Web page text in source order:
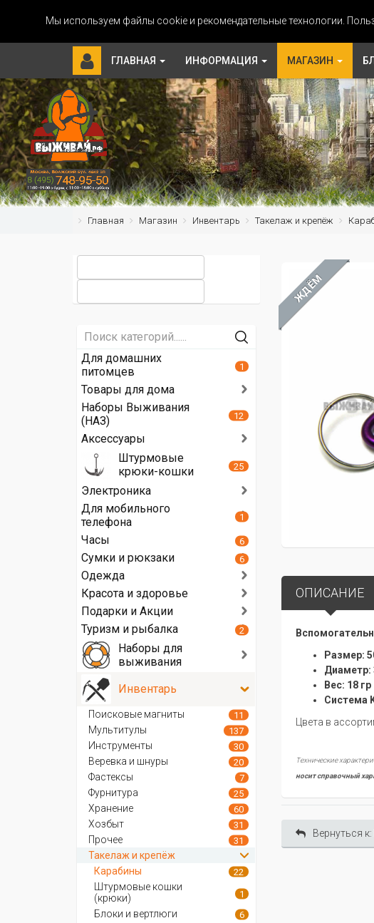
Мы используем файлы cookie и рекомендательные технологии.
ГЛАВНАЯ ИНФОРМАЦИЯ МАГАЗИН
Главная Магазин Инвентарь Такелаж и крепёж
ЖДЁМ
ОПИСАНИЕ
Размер:
Диаметр:
Вес: 18 гр
Система
Цвета в
Технические
носит справочный
Вернуться
Для домашних
питомцев
1
Товары для дома
Наборы Выживания
(НАЗ)
12
Аксессуары
Штурмовые
крюки-кошки
25
Электроника
Для мобильного
телефона
1
Часы 6
Сумки и рюкзаки 6
Одежда
Красота и здоровье
Подарки и Акции
Туризм и рыбалка
2
Наборы для
выживания
Инвентарь
Поисковые магниты 11
Мультитулы 137
Инструменты 30
Веревка и шнуры 20
Фастексы 7
Фурнитура 25
Хранение 60
Хозбыт 31
Прочее 31
Такелаж и крепёж
Карабины
22
Штурмовые кошки
(крюки)
1
Блоки и вертлюги 6